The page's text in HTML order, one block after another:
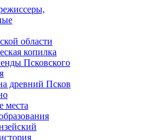
области
копилка
Псковского
древний Псков
места